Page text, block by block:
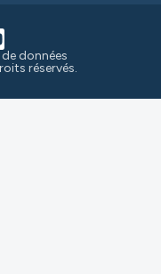
données
réservés.